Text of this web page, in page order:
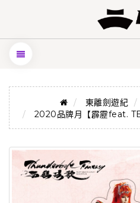
東離劍遊紀
2020品牌月【霹靂feat.